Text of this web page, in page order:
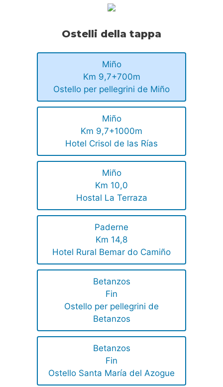
Ostelli della tappa
Miño
Km 9,7+700m
Ostello per pellegrini de Miño
Miño
Km 9,7+1000m
Hotel Crisol de las Rías
Miño
Km 10,0
Hostal La Terraza
Paderne
Km 14,8
Hotel Rural Bemar do Camiño
Betanzos
Fin
Ostello per pellegrini de
Betanzos
Betanzos
Fin
Ostello Santa María del Azogue